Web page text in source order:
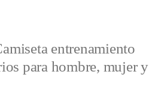
entrenamiento
para hombre, mujer y